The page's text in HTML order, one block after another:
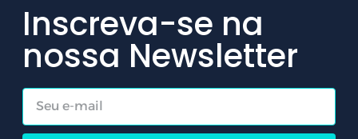
Inscreva-se na
nossa Newsletter